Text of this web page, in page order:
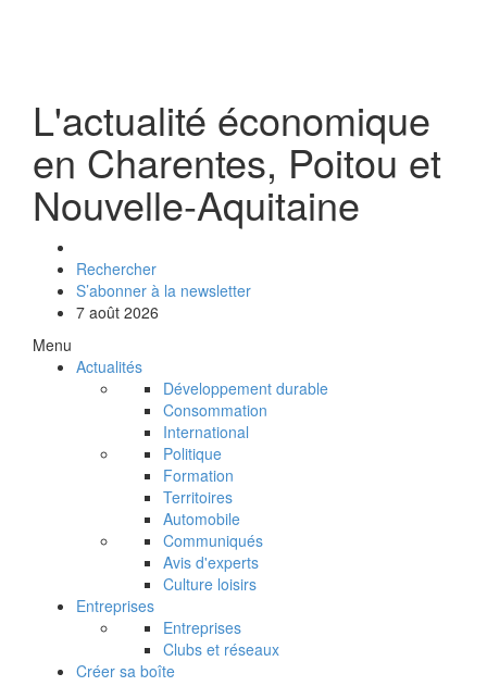
L'actualité économique
en Charentes, Poitou et
Nouvelle-Aquitaine
Rechercher
S’abonner à la newsletter
7 août 2026
Menu
Actualités
Développement durable
Consommation
International
Politique
Formation
Territoires
Automobile
Communiqués
Avis d'experts
Culture loisirs
Entreprises
Entreprises
Clubs et réseaux
Créer sa boîte